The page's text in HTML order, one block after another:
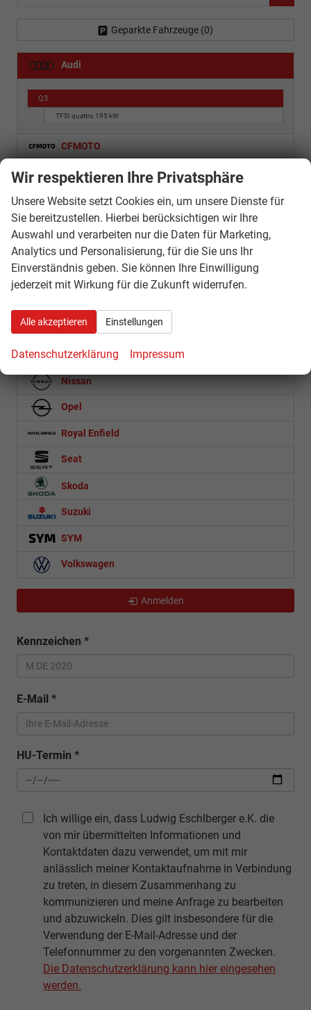
Geparkte Fahrzeuge (0)
Audi
Q3
TFSI quattro 195 kW
CFMOTO
Citroën
Cupra
Dacia
Fiat
Loncin
Mercedes-Benz
Nissan
Opel
Royal Enfield
Seat
Skoda
Suzuki
SYM
Volkswagen
Anmelden
Kennzeichen *
E-Mail *
HU-Termin *
Ich willige ein, dass Ludwig Eschlberger e.K. die
von mir übermittelten Informationen und
Kontaktdaten dazu verwendet, um mit mir
anlässlich meiner Kontaktaufnahme in Verbindung
zu treten, in diesem Zusammenhang zu
kommunizieren und meine Anfrage zu bearbeiten
und abzuwickeln. Dies gilt insbesondere für die
Verwendung der E-Mail-Adresse und der
Telefonnummer zu den vorgenannten Zwecken.
Die Datenschutzerklärung kann hier eingesehen
werden.
Wir respektieren Ihre Privatsphäre
Unsere Website setzt Cookies ein, um unsere Dienste für
Sie bereitzustellen. Hierbei berücksichtigen wir Ihre
Auswahl und verarbeiten nur die Daten für Marketing,
Analytics und Personalisierung, für die Sie uns Ihr
Einverständnis geben. Sie können Ihre Einwilligung
jederzeit mit Wirkung für die Zukunft widerrufen.
Alle akzeptieren Einstellungen
Datenschutzerklärung Impressum